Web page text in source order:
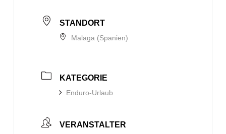
STANDORT
Malaga (Spanien)
KATEGORIE
Enduro-Urlaub
VERANSTALTER